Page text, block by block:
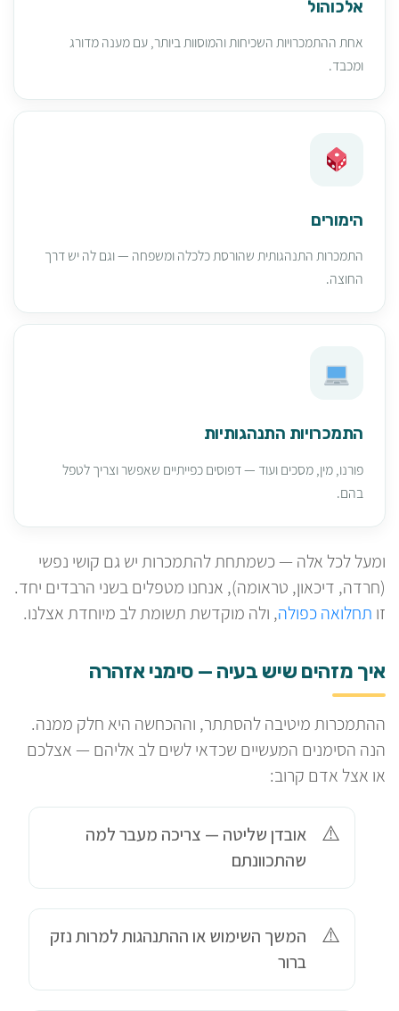
אלכוהול
אחת ההתמכרויות השכיחות והמוסוות ביותר, עם מענה מדורג
ומכבד.
הימורים
התמכרות התנהגותית שהורסת כלכלה ומשפחה — וגם לה יש דרך
החוצה.
התמכרויות התנהגותיות
פורנו, מין, מסכים ועוד — דפוסים כפייתיים שאפשר וצריך לטפל
בהם.
ומעל לכל אלה — כשמתחת להתמכרות יש גם קושי נפשי
(חרדה, דיכאון, טראומה), אנחנו מטפלים בשני הרבדים יחד.
זו תחלואה כפולה, ולה מוקדשת תשומת לב מיוחדת אצלנו.
איך מזהים שיש בעיה — סימני אזהרה
ההתמכרות מיטיבה להסתתר, וההכחשה היא חלק ממנה.
הנה הסימנים המעשיים שכדאי לשים לב אליהם — אצלכם
או אצל אדם קרוב:
אובדן שליטה — צריכה מעבר למה
שהתכוונתם
המשך השימוש או ההתנהגות למרות נזק
ברור